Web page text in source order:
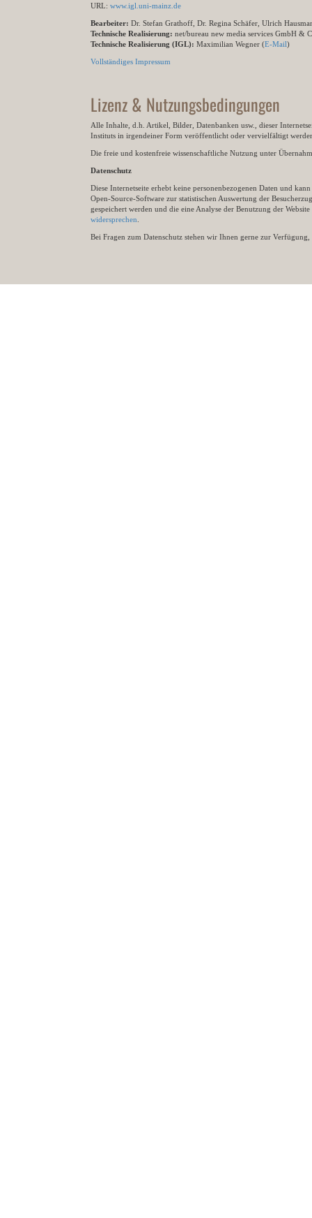
URL: www.igl.uni-mainz.de
Bearbeiter: Dr. Stefan Grathoff, Dr. Regina Schäfer, Ulrich
Technische Realisierung: net/bureau new media services GmbH &
Technische Realisierung (IGL): Maximilian Wegner (E-Mail)
Vollständiges Impressum
Lizenz & Nutzungsbedingungen
Alle Inhalte, d.h. Artikel, Bilder, Datenbanken usw., dieser
Instituts in irgendeiner Form veröffentlicht oder vervielfältigt
Die freie und kostenfreie wissenschaftliche Nutzung unter
Datenschutz
Diese Internetseite erhebt keine personenbezogenen Daten und
Open-Source-Software zur statistischen Auswertung der
gespeichert werden und die eine Analyse der Benutzung der
widersprechen
Bei Fragen zum Datenschutz stehen wir Ihnen gerne zur